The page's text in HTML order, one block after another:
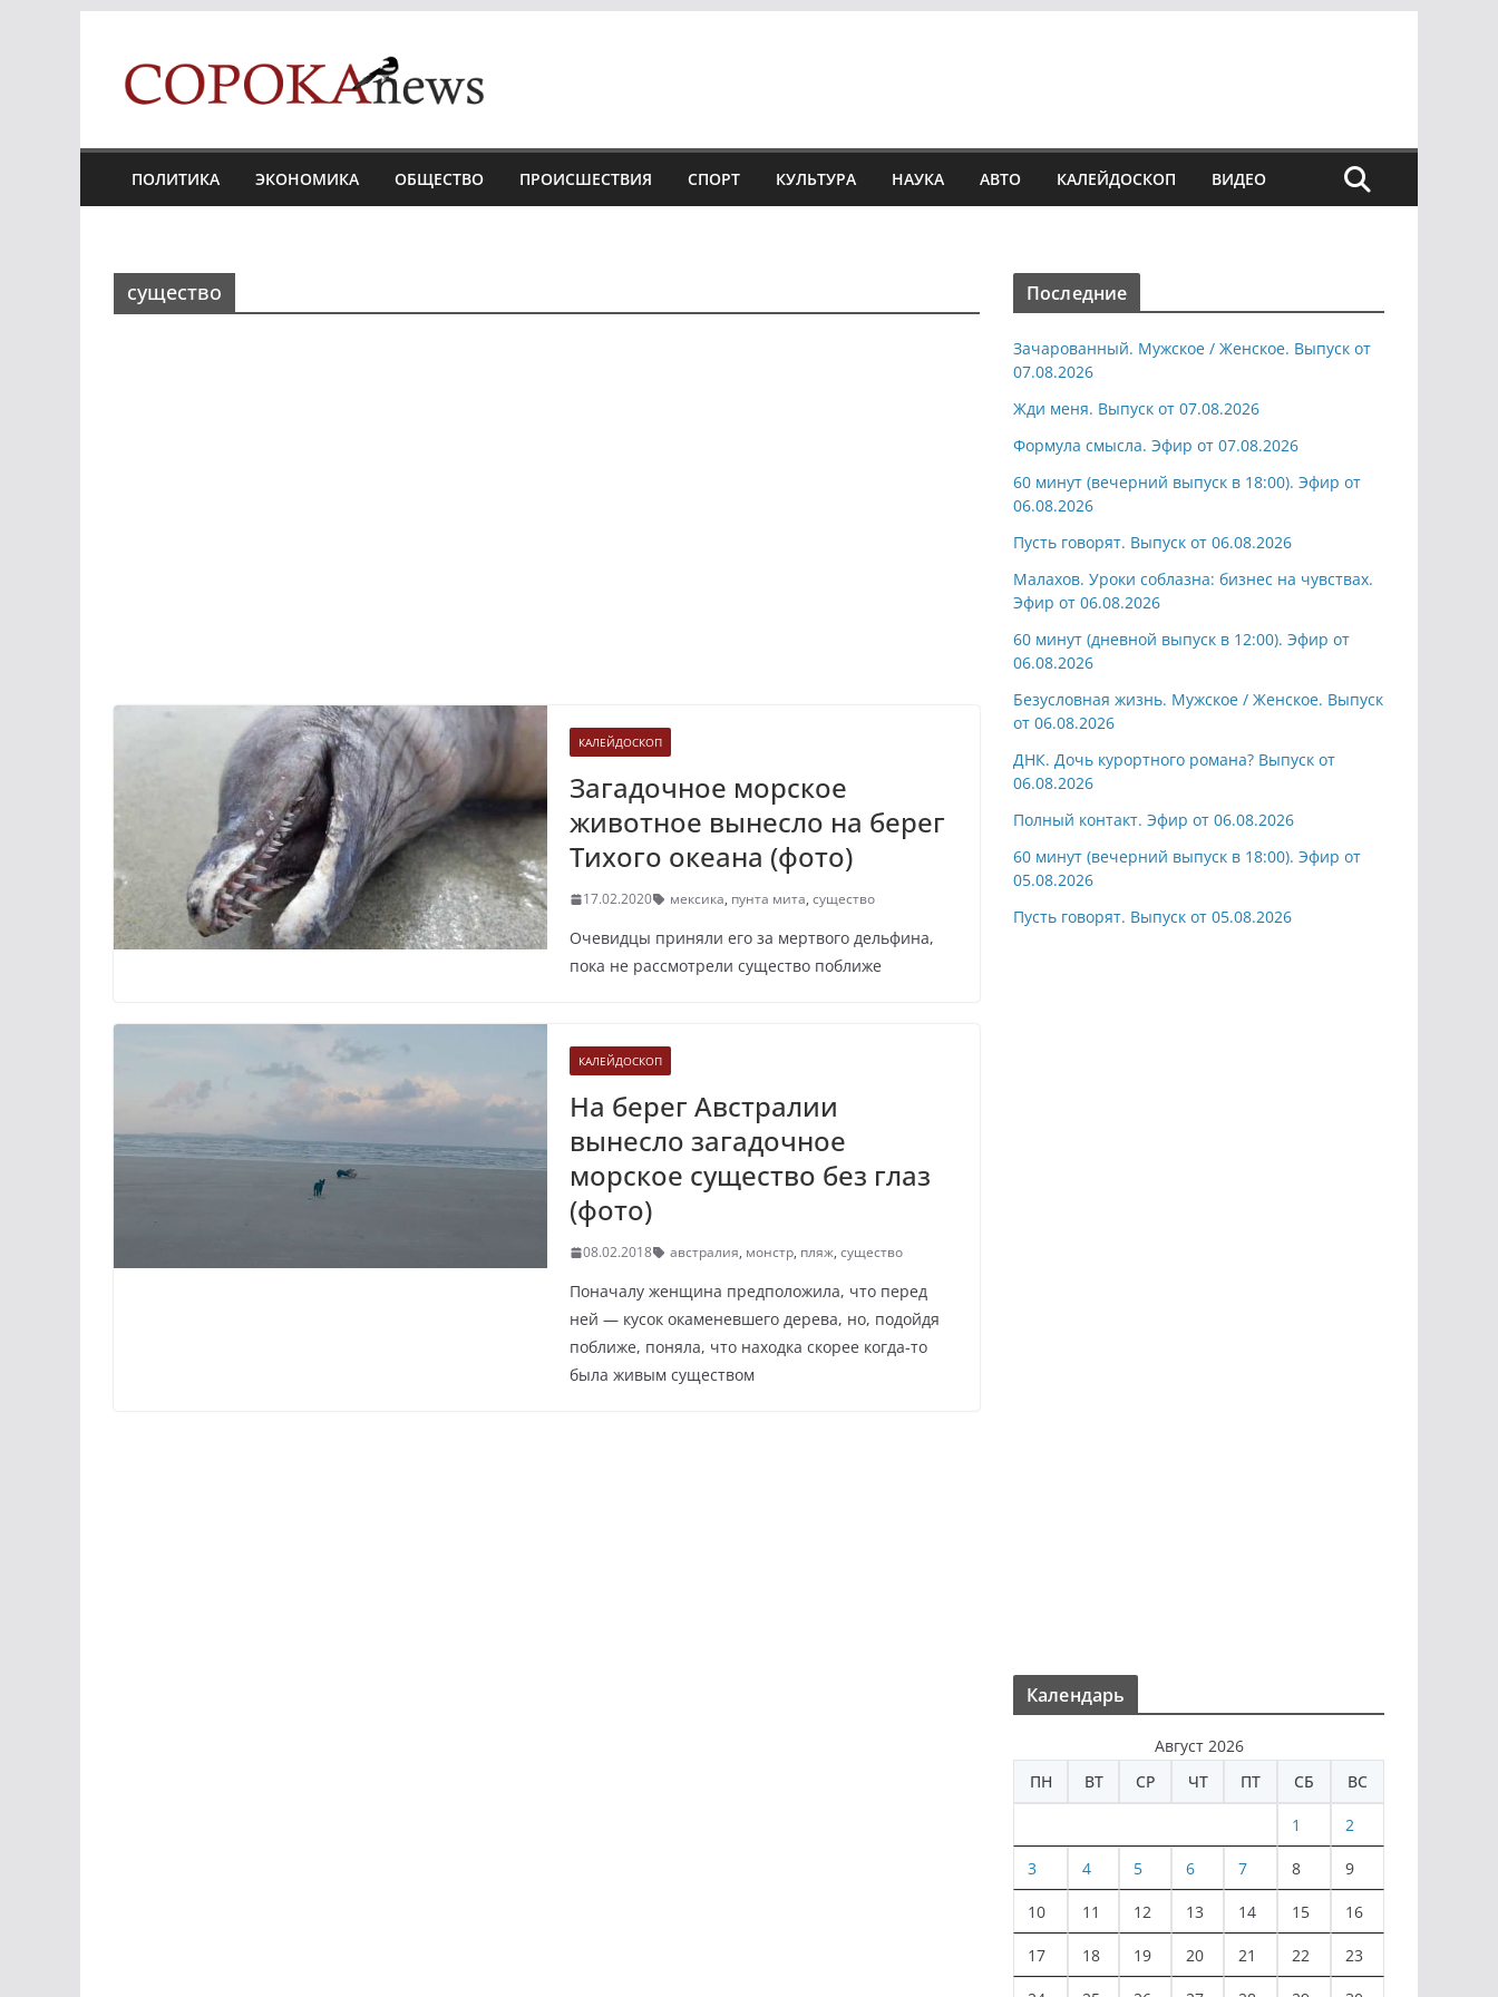
content
ПОЛИТИКА ЭКОНОМИКА ОБЩЕСТВО ПРОИСШЕСТВИЯ СПОРТ КУЛЬТУРА НАУКА АВТО КАЛЕЙДОСКОП ВИДЕО
существо
КАЛЕЙДОСКОП
Загадочное морское
животное вынесло на берег
Тихого океана (фото)
17.02.2020 мексика, пунта мита, существо
Очевидцы приняли его за мертвого дельфина,
пока не рассмотрели существо поближе
КАЛЕЙДОСКОП
На берег Австралии
вынесло загадочное
морское существо без глаз
(фото)
08.02.2018 австралия, монстр, пляж, существо
Поначалу женщина предположила, что перед
ней — кусок окаменевшего дерева, но, подойдя
поближе, поняла, что находка скорее когда-то
была живым существом
Последние
Зачарованный. Мужское / Женское. Выпуск от
07.08.2026
Жди меня. Выпуск от 07.08.2026
Формула смысла. Эфир от 07.08.2026
60 минут (вечерний выпуск в 18:00). Эфир от
06.08.2026
Пусть говорят. Выпуск от 06.08.2026
Малахов. Уроки соблазна: бизнес на чувствах.
Эфир от 06.08.2026
60 минут (дневной выпуск в 12:00). Эфир от
06.08.2026
Безусловная жизнь. Мужское / Женское. Выпуск
от 06.08.2026
ДНК. Дочь курортного романа? Выпуск от
06.08.2026
Полный контакт. Эфир от 06.08.2026
60 минут (вечерний выпуск в 18:00). Эфир от
05.08.2026
Пусть говорят. Выпуск от 05.08.2026
Календарь
Август 2026
ПН
ВТ СР ЧТ ПТ СБ ВС
1 2
3 4 5 6 7 8 9
10 11 12 13 14 15 16
17 18 19 20 21 22 23